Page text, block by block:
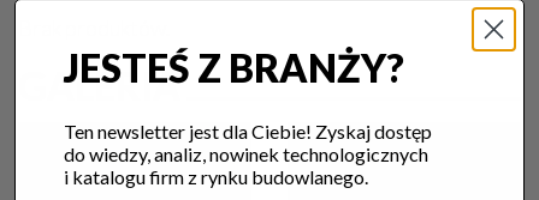
GALERIA
JESTEŚ Z BRANŻY?
Ten newsletter jest dla Ciebie! Zyskaj dostęp
do wiedzy, analiz, nowinek technologicznych
i katalogu firm z rynku budowlanego.